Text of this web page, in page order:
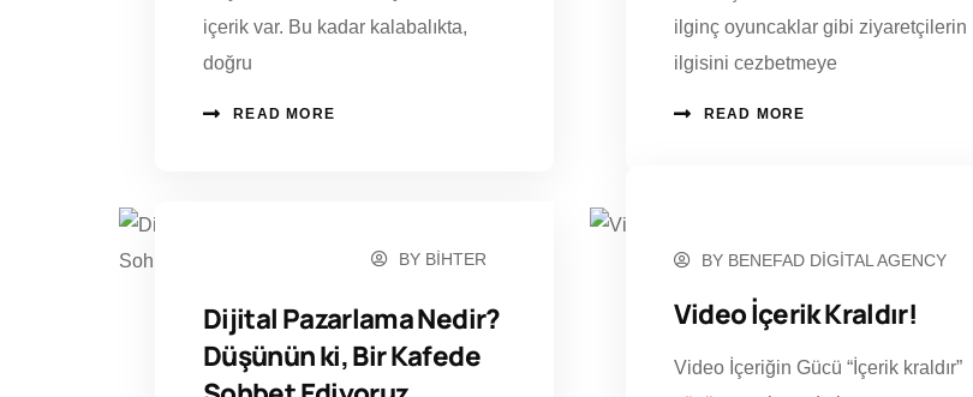
içerik var. Bu kadar kalabalıkta,
doğru
READ MORE
ilginç oyuncaklar gibi ziyaretçilerin
ilgisini cezbetmeye
READ MORE
BY BIHTER
Dijital Pazarlama Nedir?
Düşünün ki, Bir Kafede
BY BENEFAD DIGITAL AGENCY
Video İçerik Kraldır!
Video İçeriğin Gücü “İçerik kraldır”